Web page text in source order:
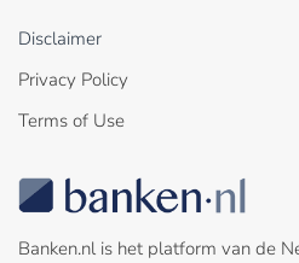
Disclaimer
Privacy Policy
Terms of Use
Banken.nl is het platform van de